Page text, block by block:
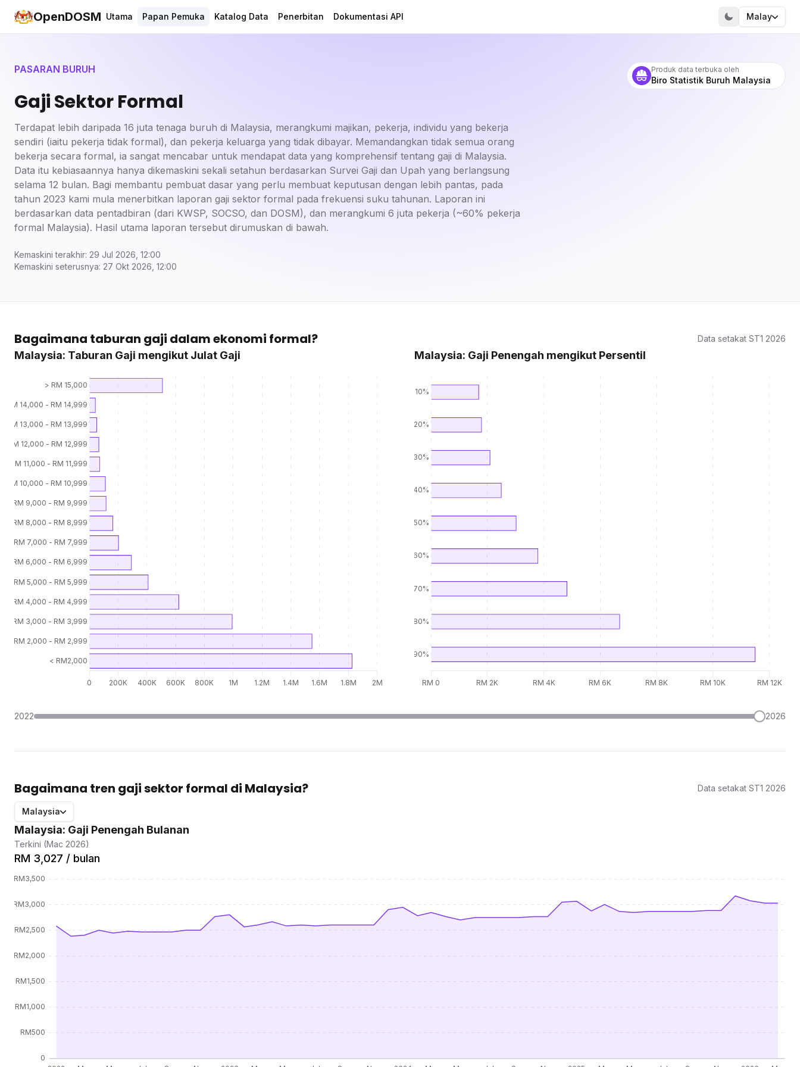
OpenDOSM Utama Papan Pemuka Katalog Data Penerbitan Dokumentasi API Malay
Produk data terbuka oleh
Biro Statistik Buruh Malaysia
PASARAN BURUH
Gaji Sektor Formal
Terdapat lebih daripada 16 juta tenaga buruh di Malaysia, merangkumi majikan, pekerja, individu yang bekerja
sendiri (iaitu pekerja tidak formal), dan pekerja keluarga yang tidak dibayar. Memandangkan tidak semua orang
bekerja secara formal, ia sangat mencabar untuk mendapat data yang komprehensif tentang gaji di Malaysia.
Data itu kebiasaannya hanya dikemaskini sekali setahun berdasarkan Survei Gaji dan Upah yang berlangsung
selama 12 bulan. Bagi membantu pembuat dasar yang perlu membuat keputusan dengan lebih pantas, pada
tahun 2023 kami mula menerbitkan laporan gaji sektor formal pada frekuensi suku tahunan. Laporan ini
berdasarkan data pentadbiran (dari KWSP, SOCSO, dan DOSM), dan merangkumi 6 juta pekerja (~60% pekerja
formal Malaysia). Hasil utama laporan tersebut dirumuskan di bawah.
Kemaskini terakhir: 29 Jul 2026, 12:00
Kemaskini seterusnya: 27 Okt 2026, 12:00
Bagaimana taburan gaji dalam ekonomi formal? Data setakat ST1 2026
Malaysia: Taburan Gaji mengikut Julat Gaji Malaysia: Gaji Penengah mengikut Persentil
2022 2026
Bagaimana tren gaji sektor formal di Malaysia? Data setakat ST1 2026
Malaysia
Malaysia: Gaji Penengah Bulanan
Terkini (Mac 2026)
RM 3,027 / bulan